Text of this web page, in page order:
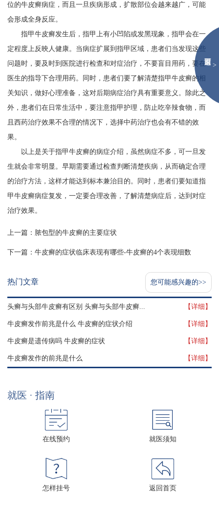
位的牛皮癣病症，而且一旦疾病形成，扩散部位会越来越广，可能
会形成全身反应。
指甲牛皮癣发生后，指甲上有小凹陷或发黑现象，指甲会在一
定程度上反映人健康。当病症扩展到指甲区域，患者们当发现这些
问题时，要及时到医院进行检查和对症治疗，不要盲目用药，要在
医生的指导下合理用药。同时，患者们要了解清楚指甲牛皮癣的相
关知识，做好心理准备，这对后期病症治疗具有重要意义。除此之
外，患者们在日常生活中，要注意指甲护理，防止吃辛辣食物，而
且西药治疗效果不合理的情况下，选择中药治疗也会有不错的效
果。
以上是关于指甲牛皮癣的病症介绍，虽然病症不多，可一旦发
生就会非常明显。早期需要通过检查判断清楚疾病，从而确定合理
的治疗方法，这样才能达到标本兼治目的。同时，患者们要知道指
甲牛皮癣病症复发，一定要合理改善，了解清楚病症后，达到对症
治疗效果。
上一篇： 脓包型的牛皮癣的主要症状
下一篇： 牛皮癣的症状临床表现有哪些-牛皮癣的4个表现细数
热门文章 您可能感兴趣的>>
头癣与头部牛皮癣有区别 头癣与头部牛皮癣... 【详细】
牛皮癣发作前兆是什么 牛皮癣的症状介绍 【详细】
牛皮癣是遗传病吗 牛皮癣的症状 【详细】
牛皮癣发作的前兆是什么 【详细】
就医 · 指南
在线预约 就医须知
怎样挂号 返回首页
>